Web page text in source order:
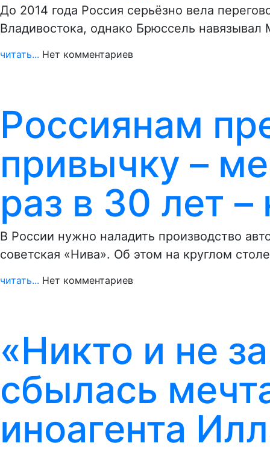
До 2014 года Россия серьёзно вела
Владивостока, однако Брюссель навязывал
читать... Нет комментариев
Россиянам
привычку –
раз в 30 лет
В России нужно наладить производство
советская «Нива». Об этом на круглом
читать... Нет комментариев
«Никто и не
сбылась
иноагента